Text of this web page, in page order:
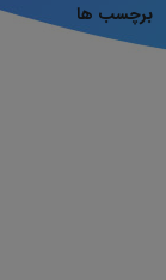
برچسب ها